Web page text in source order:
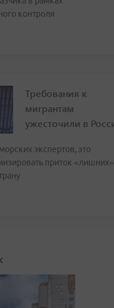
контроля
Требования к
мигрантам
ужесточили в
экспертов, это
приток «лишних»